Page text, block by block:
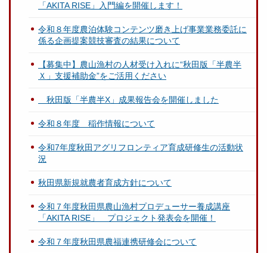
「AKITA RISE」入門編を開催します！
令和８年度農泊体験コンテンツ磨き上げ事業業務委託に
係る企画提案競技審査の結果について
【募集中】農山漁村の人材受け入れに“秋田版「半農半
Ｘ」支援補助金”をご活用ください
秋田版「半農半X」成果報告会を開催しました
令和８年度 稲作情報について
令和7年度秋田アグリフロンティア育成研修生の活動状
況
秋田県新規就農者育成方針について
令和７年度秋田県農山漁村プロデューサー養成講座
「AKITA RISE」 プロジェクト発表会を開催！
令和７年度秋田県農福連携研修会について